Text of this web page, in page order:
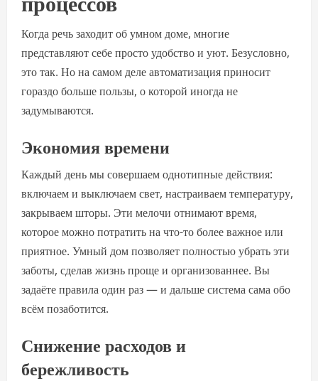
Когда речь заходит об умном доме, многие
представляют себе просто удобство и уют. Безусловно,
это так. Но на самом деле автоматизация приносит
гораздо больше пользы, о которой иногда не
задумываются.
Экономия времени
Каждый день мы совершаем однотипные действия:
включаем и выключаем свет, настраиваем температуру,
закрываем шторы. Эти мелочи отнимают время,
которое можно потратить на что-то более важное или
приятное. Умный дом позволяет полностью убрать эти
заботы, сделав жизнь проще и организованнее. Вы
задаёте правила один раз — и дальше система сама обо
всём позаботится.
Снижение расходов и
бережливость